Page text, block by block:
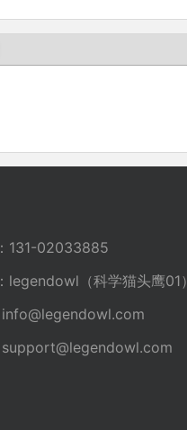
02033885
（科学猫头鹰01）
info@legendowl.com
support@legendowl.com